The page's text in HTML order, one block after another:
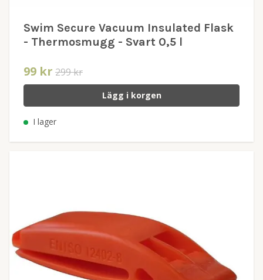
Swim Secure Vacuum Insulated Flask
- Thermosmugg - Svart 0,5 l
99 kr 299 kr
Lägg i korgen
I lager